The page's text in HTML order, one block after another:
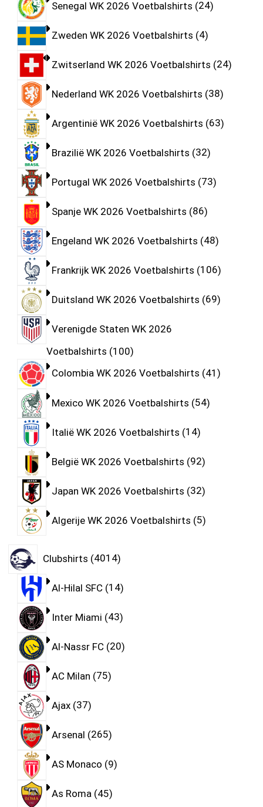
Senegal WK 2026 Voetbalshirts 24
Zweden WK 2026 Voetbalshirts 4
Zwitserland WK 2026 Voetbalshirts 24
Nederland WK 2026 Voetbalshirts 38
Argentinië WK 2026 Voetbalshirts 63
Brazilië WK 2026 Voetbalshirts 32
Portugal WK 2026 Voetbalshirts 73
Spanje WK 2026 Voetbalshirts 86
Engeland WK 2026 Voetbalshirts 48
Frankrijk WK 2026 Voetbalshirts 106
Duitsland WK 2026 Voetbalshirts 69
Verenigde Staten WK 2026
Voetbalshirts 100
Colombia WK 2026 Voetbalshirts 41
Mexico WK 2026 Voetbalshirts 54
Italië WK 2026 Voetbalshirts 14
België WK 2026 Voetbalshirts 92
Japan WK 2026 Voetbalshirts 32
Algerije WK 2026 Voetbalshirts 5
Clubshirts 4014
Al-Hilal SFC 14
Inter Miami 43
Al-Nassr FC 20
AC Milan 75
Ajax 37
Arsenal 265
AS Monaco 9
As Roma 45